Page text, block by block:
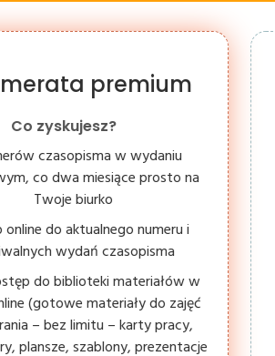
premium
Co zyskujesz?
czasopisma w wydaniu
co dwa miesiące prosto na
Twoje biurko
do aktualnego numeru i
wydań czasopisma
do biblioteki materiałów w
(gotowe materiały do zajęć
– bez limitu – karty pracy,
plansze, szablony, prezentacje